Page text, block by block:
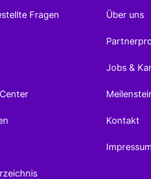
Fragen Über uns
Jobs &
Kontakt